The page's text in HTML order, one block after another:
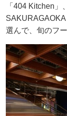
「404 Kitchen
選んで、旬のフ